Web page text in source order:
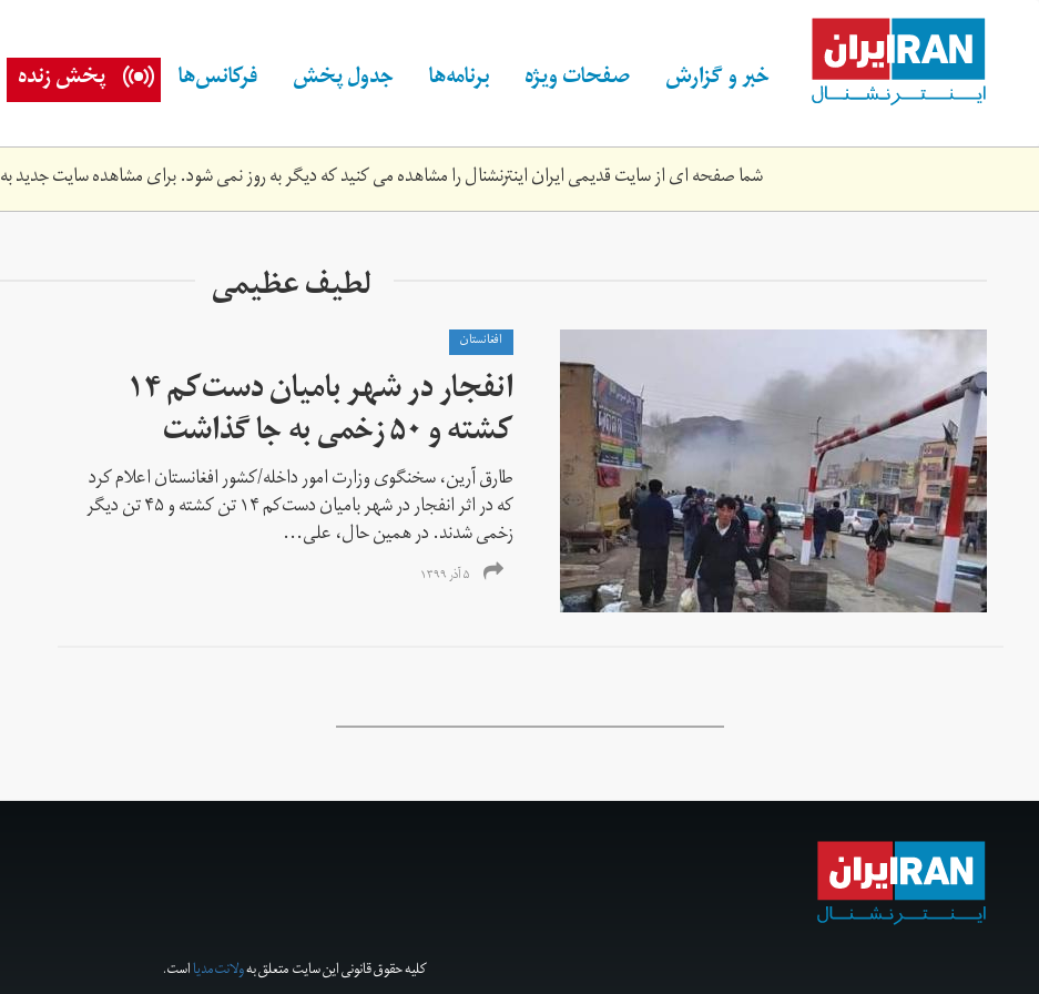
content خبر و گزارش صفحات ویژه برنامه‌ها جدول پخش فرکانس‌ها پخش زنده
شما صفحه ای از سایت قدیمی ایران اینترنشنال را مشاهده می کنید که دیگر به روز نمی شود. برای مشاهده سایت جدید به
لطیف عظیمی
افغانستان
انفجار در شهر بامیان دست‌کم ۱۴
کشته و ۵۰ زخمی به جا گذاشت
طارق آرین، سخنگوی وزارت امور داخله/کشور افغانستان اعلام کرد
که در اثر انفجار در شهر بامیان دست‌کم ۱۴ تن کشته و ۴۵ تن دیگر
زخمی شدند. در همین حال، علی...
۵ آذر ۱۳۹۹
کلیه حقوق قانونی این سایت متعلق بهولانت‌مدیااست.